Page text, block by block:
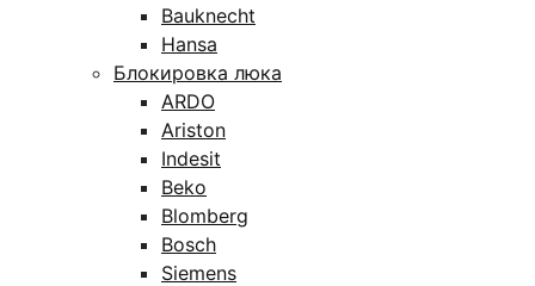
Bauknecht
Hansa
Блокировка люка
ARDO
Ariston
Indesit
Beko
Blomberg
Bosch
Siemens